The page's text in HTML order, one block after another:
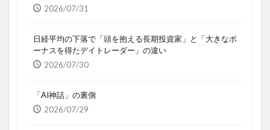
2026/07/31
日経平均の下落で「頭を抱える長期投資家」と「大きなボ
ーナスを得たデイトレーダー」の違い
2026/07/30
「AI神話」の裏側
2026/07/29